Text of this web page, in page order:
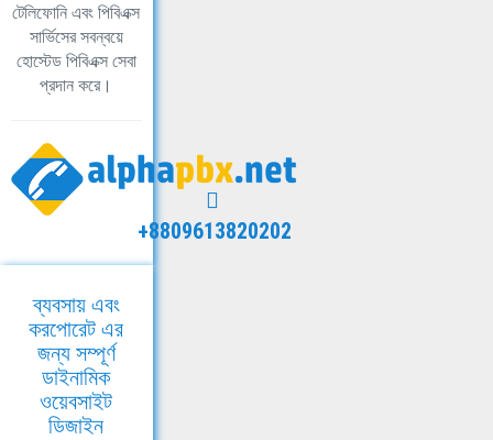
টেলিফোনি এবং পিবিএক্স
সার্ভিসের সবন্বয়ে
হোস্টেড পিবিএক্স সেবা
প্রদান করে।
+8809613820202
ব্যবসায় এবং
করপোরেট এর
জন্য সম্পূর্ণ
ডাইনামিক
ওয়েবসাইট
ডিজাইন